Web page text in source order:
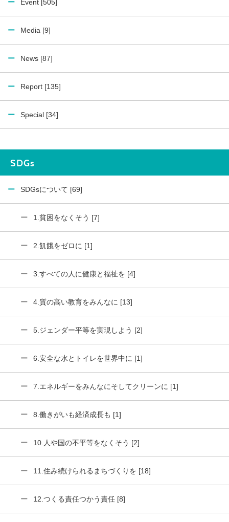
Event [505]
Media [9]
News [87]
Report [135]
Special [34]
SDGs
SDGsについて [69]
1.貧困をなくそう [7]
2.飢餓をゼロに [1]
3.すべての人に健康と福祉を [4]
4.質の高い教育をみんなに [13]
5.ジェンダー平等を実現しよう [2]
6.安全な水とトイレを世界中に [1]
7.エネルギーをみんなにそしてクリーンに [1]
8.働きがいも経済成長も [1]
10.人や国の不平等をなくそう [2]
11.住み続けられるまちづくりを [18]
12.つくる責任つかう責任 [8]